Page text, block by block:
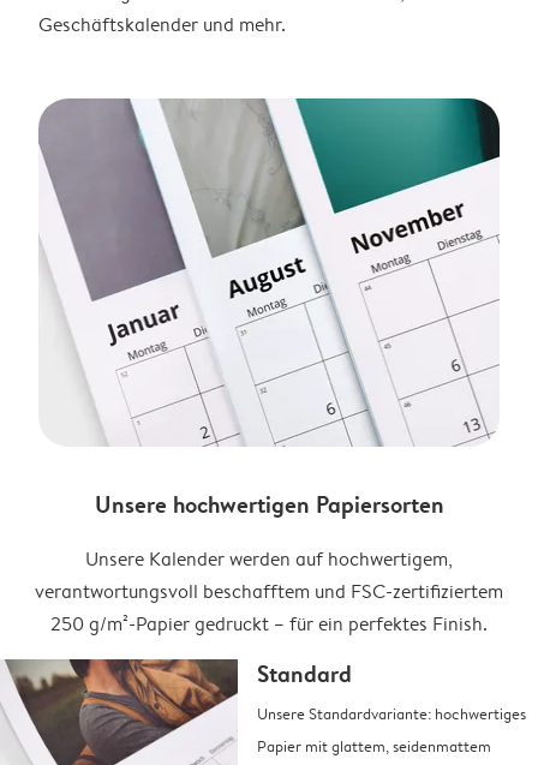
Geschäftskalender und mehr.
Unsere hochwertigen Papiersorten
Unsere Kalender werden auf hochwertigem,
verantwortungsvoll beschafftem und FSC-zertifiziertem
250 g/m²-Papier gedruckt – für ein perfektes Finish.
Standard
Unsere Standardvariante: hochwertiges
Papier mit glattem, seidenmattem